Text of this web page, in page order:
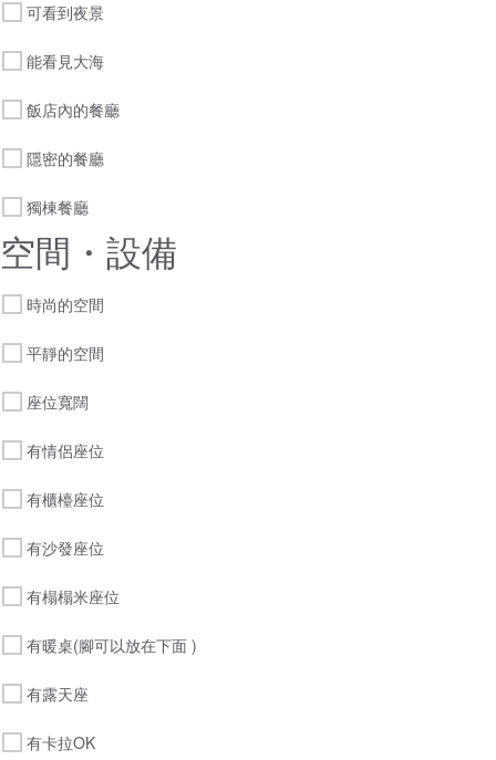
可看到夜景
能看見大海
飯店內的餐廳
隱密的餐廳
獨棟餐廳
空間・設備
時尚的空間
平靜的空間
座位寬闊
有情侶座位
有櫃檯座位
有沙發座位
有榻榻米座位
有暖桌(腳可以放在下面 )
有露天座
有卡拉OK